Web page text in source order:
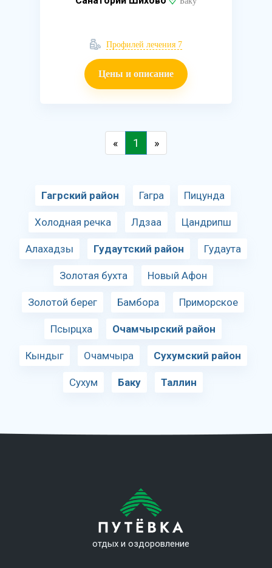
Профилей лечения 7
Цены и описание
« 1 »
Гагрский район Гагра Пицунда
Холодная речка Лдзаа Цандрипш
Алахадзы Гудаутский район Гудаута
Золотая бухта Новый Афон
Золотой берег Бамбора Приморское
Псырцха Очамчырский район
Кындыг Очамчыра Сухумский район
Сухум Баку Таллин
отдых и оздоровление